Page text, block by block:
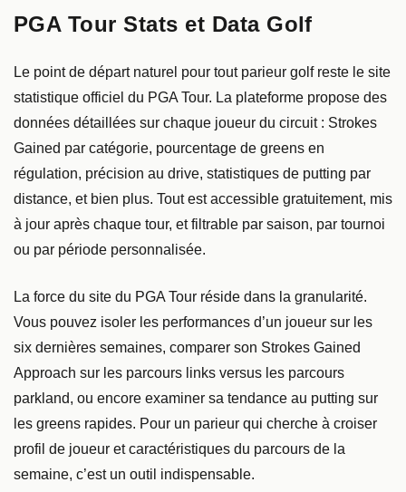
PGA Tour Stats et Data Golf
Le point de départ naturel pour tout parieur golf reste le site
statistique officiel du PGA Tour. La plateforme propose des
données détaillées sur chaque joueur du circuit : Strokes
Gained par catégorie, pourcentage de greens en
régulation, précision au drive, statistiques de putting par
distance, et bien plus. Tout est accessible gratuitement, mis
à jour après chaque tour, et filtrable par saison, par tournoi
ou par période personnalisée.
La force du site du PGA Tour réside dans la granularité.
Vous pouvez isoler les performances d’un joueur sur les
six dernières semaines, comparer son Strokes Gained
Approach sur les parcours links versus les parcours
parkland, ou encore examiner sa tendance au putting sur
les greens rapides. Pour un parieur qui cherche à croiser
profil de joueur et caractéristiques du parcours de la
semaine, c’est un outil indispensable.